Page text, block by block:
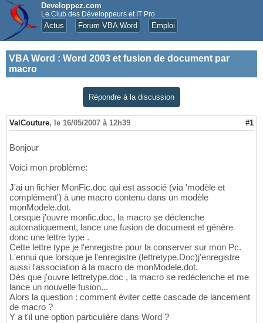
Developpez.com
Le Club des Développeurs et IT Pro
Actus Forum VBA Word Emploi
VBA Word : Word 2003 et fusion de document par
macro
Répondre à la discussion
ValCouture, le 16/05/2007 à 12h39 #1
Bonjour
Voici mon problème:
J'ai un fichier MonFic.doc qui est associé (via 'modèle et
complément') à une macro contenu dans un modèle
monModele.dot.
Lorsque j'ouvre monfic.doc, la macro se déclenche
automatiquement, lance une fusion de document et génère
donc une lettre type .
Cette lettre type je l'enregistre pour la conserver sur mon Pc.
L'ennui que lorsque je l'enregistre (lettretype.Doc)j'enregistre
aussi l'association à la macro de monModele.dot.
Dès que j'ouvre lettretype.doc , la macro se redéclenche et me
lance un nouvelle fusion...
Alors la question : comment éviter cette cascade de lancement
de macro ?
Y a t'il une option particulière dans Word ?